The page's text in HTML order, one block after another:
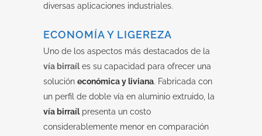
diversas aplicaciones industriales.
ECONOMÍA Y LIGEREZA
Uno de los aspectos más destacados de la
vía birraíles su capacidad para ofrecer una
solución económica y liviana. Fabricada con
un perfil de doble vía en aluminio extruido, la
vía birraílpresenta un costo
considerablemente menor en comparación